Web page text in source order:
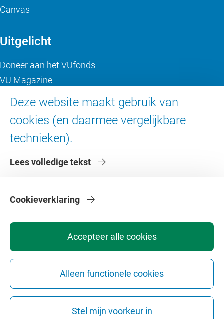
Deze website maakt gebruik van
cookies (en daarmee vergelijkbare
technieken).
Lees volledige tekst
Accepteer alle cookies
Alleen functionele cookies
Stel mijn voorkeur in
Cookieverklaring
Canvas
Uitgelicht
Doneer aan het VUfonds
VU Magazine
Over de VU
Contact en route
Faculteiten
PrivacyDisclaimerVeiligheidWebcolofonCookie instellingen